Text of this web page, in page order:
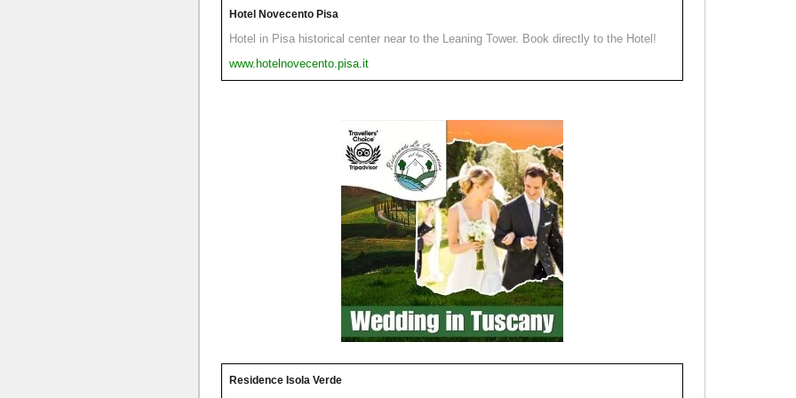
Hotel Novecento Pisa
Hotel in Pisa historical center near to the Leaning Tower. Book directly to the Hotel!
www.hotelnovecento.pisa.it
Residence Isola Verde